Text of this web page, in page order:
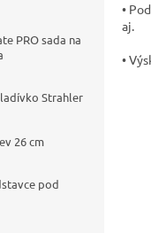
PRO sada na
Strahler
26 cm
pod
•
aj.
•